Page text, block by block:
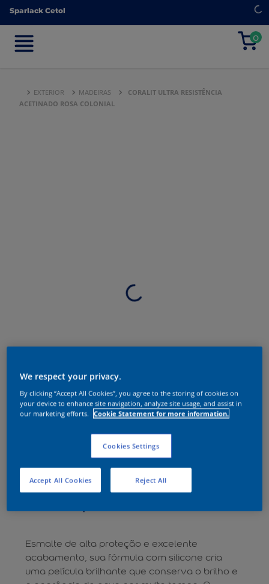
Sparlack Cetol
0
Sparlack Cetol
0
EXTERIOR MADEIRAS
CORALIT ULTRA RESISTÊNCIA
ACETINADO ROSA COLONIAL
Esmalte de alta proteção e excelente
acabamento, sua fórmula com silicone cria
uma película brilhante que conserva o brilho e
We respect your privacy.
By clicking “Accept All Cookies”, you agree to the storing of cookies on
your device to enhance site navigation, analyze site usage, and assist in
our marketing efforts.
Cookie Statement for more information.
Cookies Settings
Reject All
Accept All Cookies